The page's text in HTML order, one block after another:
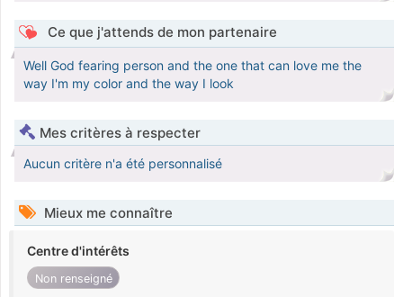
Ce que j'attends de mon partenaire
Well God fearing person and the one that can love me the
way I'm my color and the way I look
Mes critères à respecter
Aucun critère n'a été personnalisé
Mieux me connaître
Centre d'intérêts
Non renseigné